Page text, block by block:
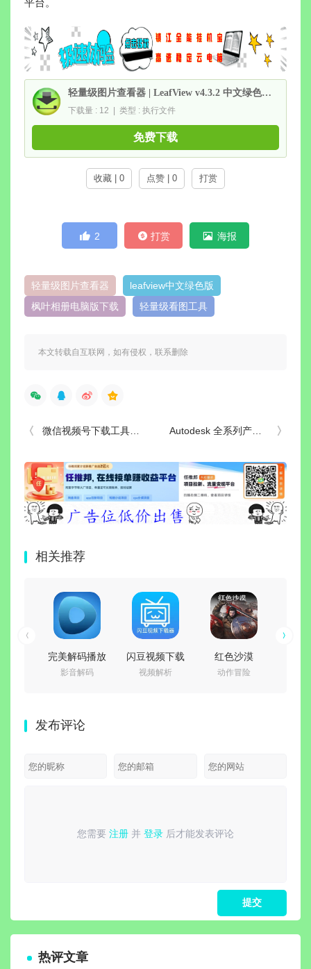
平台。
轻量级图片查看器 | LeafView v4.3.2 中文绿色便携版
下载量 : 12 | 类型 : 执行文件
免费下载
收藏 | 0 点赞 | 0 打赏
2 打赏 海报
轻量级图片查看器
leafview中文绿色版
枫叶相册电脑版下载
轻量级看图工具
本文转载自互联网，如有侵权，联系删除
微信视频号下载工具(支持直播回放、直播流) v260706 中文绿色版 Autodesk 全系列产品许可证永久激活补丁 (2026.07.06)
相关推荐
完美解码播放
器
最新完整电脑
器影音解码包
影音解码
闪豆视频下载
器(多平台视频
视频解析
红色沙漠
v1.14.00 免安
压即撸
动作冒险
发布评论
您需要 注册 并 登录 后才能发表评论
请登录或 注册后再发表评论！
热评文章